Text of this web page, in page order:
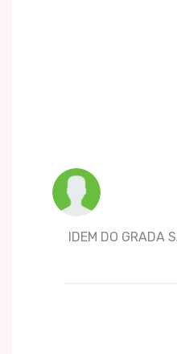
IDEM DO GRADA